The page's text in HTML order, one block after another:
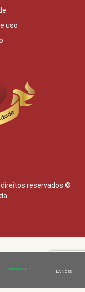
uso
direitos reservados ©
WHATSAPP
LANCES